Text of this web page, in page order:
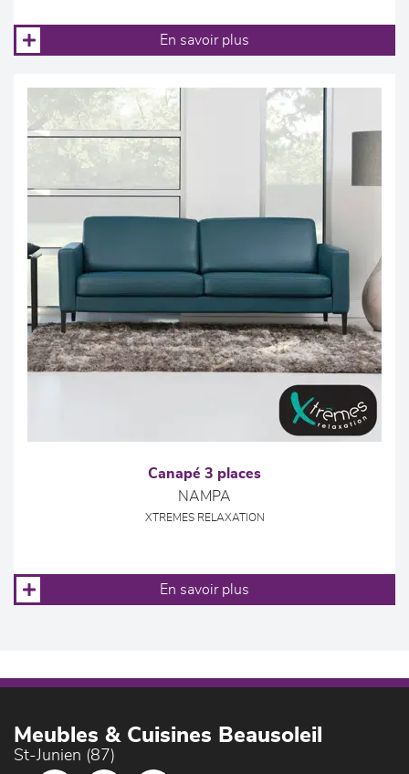
En savoir plus
Canapé 3 places
NAMPA
XTREMES RELAXATION
En savoir plus
Meubles & Cuisines Beausoleil
St-Junien (87)